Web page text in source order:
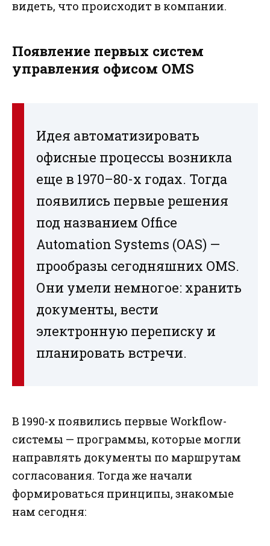
видеть, что происходит в компании.
Появление первых систем
управления офисом OMS
Идея автоматизировать
офисные процессы возникла
еще в 1970–80-х годах. Тогда
появились первые решения
под названием Office
Automation Systems (OAS) —
прообразы сегодняшних OMS.
Они умели немногое: хранить
документы, вести
электронную переписку и
планировать встречи.
В 1990-х появились первые Workflow-
системы — программы, которые могли
направлять документы по маршрутам
согласования. Тогда же начали
формироваться принципы, знакомые
нам сегодня: